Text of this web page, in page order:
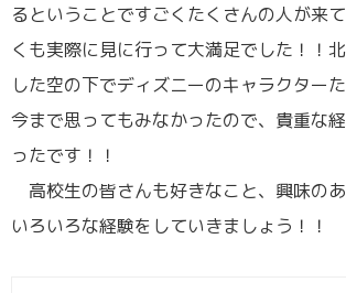
るということですごくたくさんの人が来
くも実際に見に行って大満足でした！！
した空の下でディズニーのキャラクター
今まで思ってもみなかったので、貴重な
ったです！！
高校生の皆さんも好きなこと、興味の
いろいろな経験をしていきましょう！！